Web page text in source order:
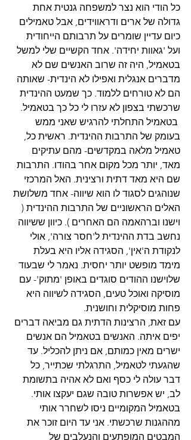
כל הודי הוא נצר למשפחה גנטית אחת
גדולה של ארים ודראווידים, אבל טאמילים
כיום עדיין שומרים על תרבותם הייחודית
ועל 'גאוות יחידה'. אחד הקשיים שלי למשל
בטאמיל, היה זה שרוב האנשים שם לא
מדברים אנגלית ואפילו לא הינדית- שאותה
הם לא טורחים ללמוד. כך שמעט ההינדית
שרכשתי בצפון לא עזרו לי כל כך בטאמיל.
בטאמיל התחלתי להרגיש שאני ממש
בעומק של התרבות ההינדית. ראשית כל,
טאמיל מלאה במקדשים- מהם עתיקים
מאד, יותר מכל מקום אחר בהודו. התרבות
שם היא מאד דתית ורצינית. האל המרכזי
שנוהגים לסגוד לו הוא שיווה- אחד משלושת
האלים הראשוניים של התרבות ההינדית (
וישנו וברהאמה הם האחרים ). כיוון ששיווה
נחשב בדת ההינדית ל'חסר צורה', אולי
לנקודת ה'אין', הסגידה אליו היא בעלת
מימד מופשט יותר יחסית. נאמר לי שבעוד
שלוישנו ההודים סוגדים באופן 'מתוק'- עם
מוסיקה ואוכל טעים, הסגידה לשיווה היא
פחות מוסיקלית וחושנית.
עם זאת, הרצינות הדתית גם מביאה דברים
יפים איתה. האנשים בטאמיל הם אנשים
ישרים מאין כמותם, אם ניתן להכליל. עד
שהגעתי לטאמיל, התרגלתי שכתייר, כל
דבר עולה לי כסף ואם לא אהיה בתשומת
לב, יש אפשרות טובה שגם יעקצו אותי.
בטאמיל המקומיים ניסו לשחרר אותי
מההגנות שרכשתי. אני עד היום זוכר את
המבטים המופתעים והנעלבים של